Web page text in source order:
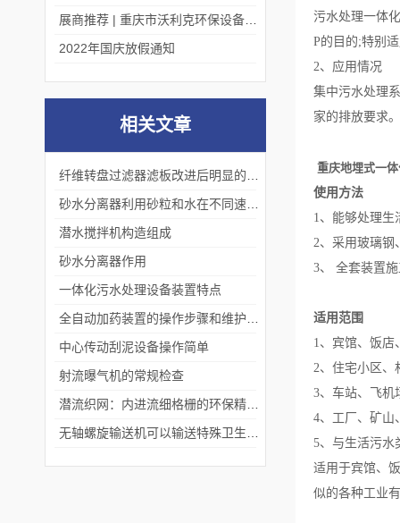
污水处理一体
P的目的;特别
2、应用情况
集中污水处理
家的排放要求
重庆地埋式一
使用方法
1、能够处理生
2、采用玻璃钢
3、 全套装置
适用范围
1、宾馆、饭店
2、住宅小区、
3、车站、飞机
4、工厂、矿山
5、与生活污水
适用于宾馆、
似的各种工业
2022年国庆放假通知
相关文章
潜水搅拌机构造组成
砂水分离器作用
一体化污水处理设备装置特点
中心传动刮泥设备操作简单
射流曝气机的常规检查